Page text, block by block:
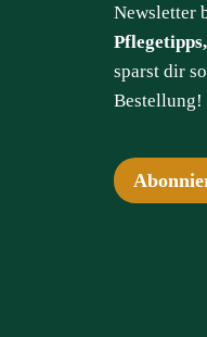
Newsletter
sparst dir
Bestellung!